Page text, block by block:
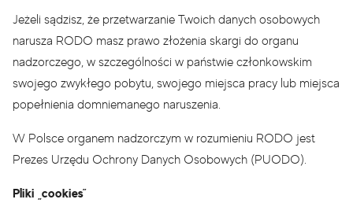
Jeżeli sądzisz, że przetwarzanie Twoich danych osobowych
narusza RODO masz prawo złożenia skargi do organu
nadzorczego, w szczególności w państwie członkowskim
swojego zwykłego pobytu, swojego miejsca pracy lub miejsca
popełnienia domniemanego naruszenia.
W Polsce organem nadzorczym w rozumieniu RODO jest
Prezes Urzędu Ochrony Danych Osobowych (PUODO).
Pliki „cookies”